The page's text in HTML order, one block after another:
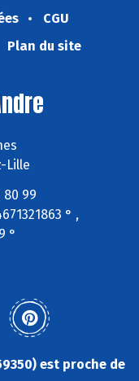
CGU
Plan du site
Lille
80 99
° ,
°
est proche de